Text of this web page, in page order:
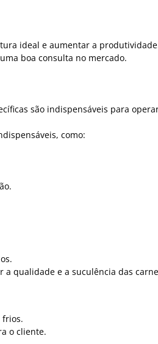
ideal e aumentar a
boa consulta no mercado.
são indispensáveis para
como:
qualidade e a suculência das
frios.
o cliente.